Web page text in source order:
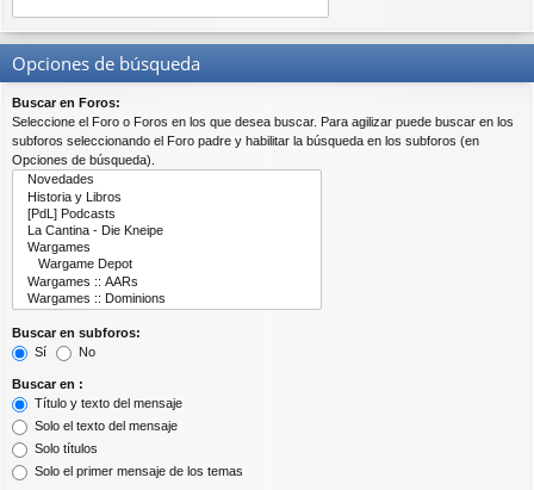
Opciones de búsqueda
Buscar en Foros:
Seleccione el Foro o Foros en los que desea buscar. Para agilizar puede buscar en los
subforos seleccionando el Foro padre y habilitar la búsqueda en los subforos (en
Opciones de búsqueda).
Buscar en subforos:
Sí
No
Buscar en :
Título y texto del mensaje
Solo el texto del mensaje
Solo títulos
Solo el primer mensaje de los temas